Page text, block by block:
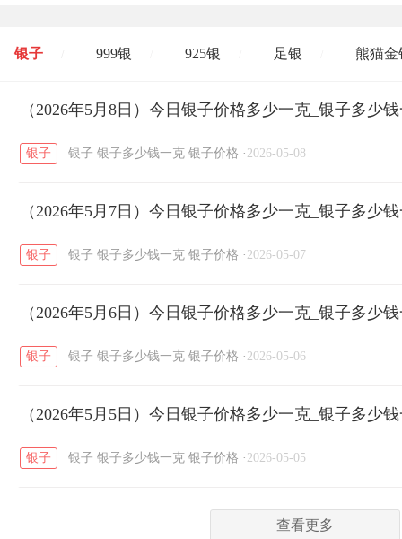
银子 999银 925银 足银 熊猫金
开国纪念币 大清银币 / 长城币 / 老
菜百 周生生 周大生
六福 / 金至尊 / 潮宏基 / 亚一金店
（2026年5月8日）今日银子价格多少一克_银子多少
银子 银子 银子多少钱一克 银子价格 · 2026-05-08
（2026年5月7日）今日银子价格多少一克_银子多少
银子 银子 银子多少钱一克 银子价格 · 2026-05-07
（2026年5月6日）今日银子价格多少一克_银子多少
银子 银子 银子多少钱一克 银子价格 · 2026-05-06
（2026年5月5日）今日银子价格多少一克_银子多少
银子 银子 银子多少钱一克 银子价格 · 2026-05-05
查看更多